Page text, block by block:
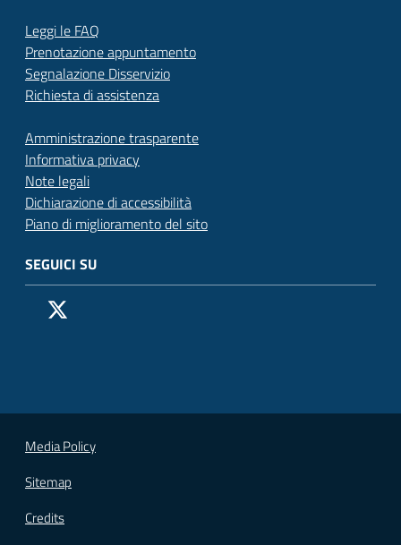
Leggi le FAQ
Prenotazione appuntamento
Segnalazione Disservizio
Richiesta di assistenza
Amministrazione trasparente
Informativa privacy
Note legali
Dichiarazione di accessibilità
Piano di miglioramento del sito
SEGUICI SU
Pagina Facebook del Comune di San Donato Milanese
Vai alla pagina
Media Policy
Sitemap
Credits